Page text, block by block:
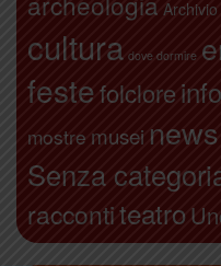
cultura dove dormire
festefolcloreinfo
mostre musei news
Senza
raccontiteatro